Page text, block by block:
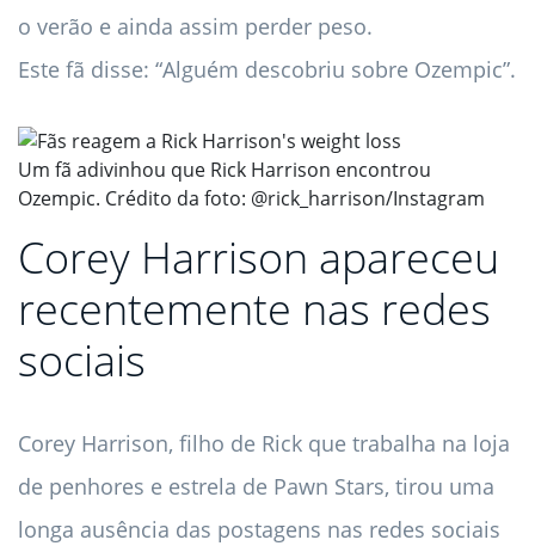
o verão e ainda assim perder peso.
Este fã disse: “Alguém descobriu sobre Ozempic”.
Um fã adivinhou que Rick Harrison encontrou
Ozempic. Crédito da foto: @rick_harrison/Instagram
Corey Harrison apareceu
recentemente nas redes
sociais
Corey Harrison, filho de Rick que trabalha na loja
de penhores e estrela de Pawn Stars, tirou uma
longa ausência das postagens nas redes sociais